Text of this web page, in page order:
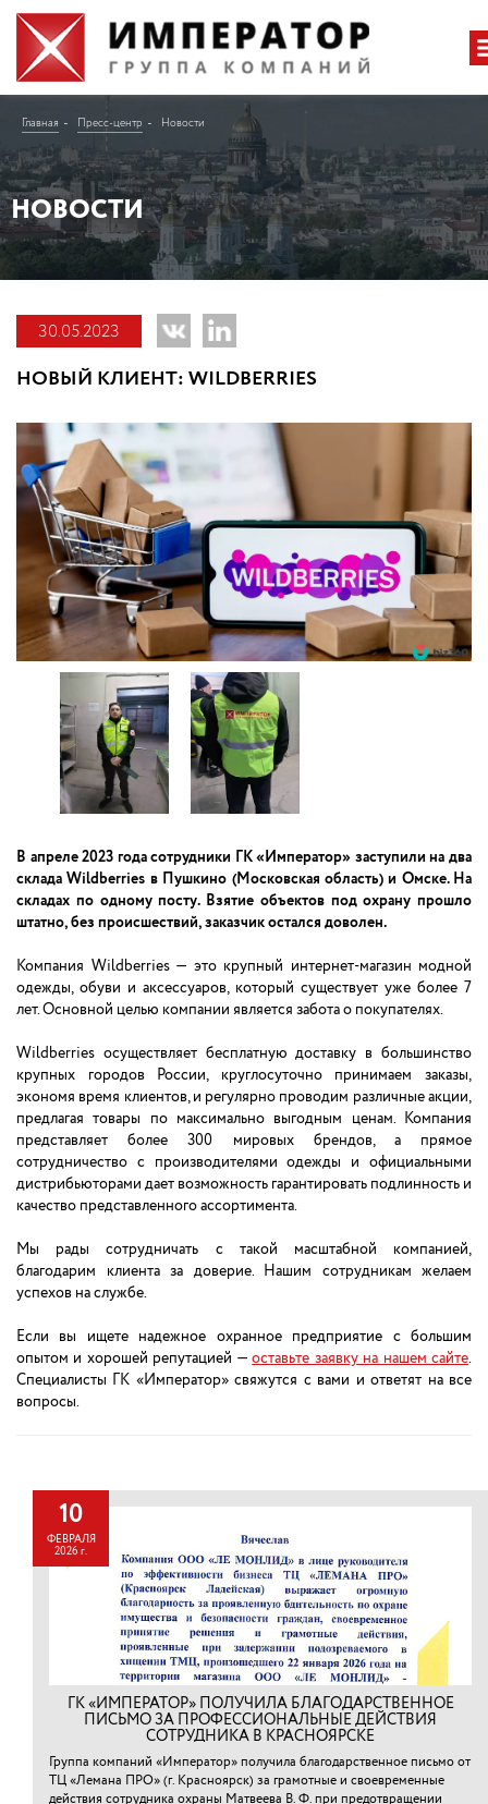
Главная Пресс-центр Новости
НОВОСТИ
30.05.2023
НОВЫЙ КЛИЕНТ: WILDBERRIES
В апреле 2023 года сотрудники ГК «Император» заступили на два
склада Wildberries в Пушкино (Московская область) и Омске. На
складах по одному посту. Взятие объектов под охрану прошло
штатно, без происшествий, заказчик остался доволен.
Компания Wildberries — это крупный интернет-магазин модной
одежды, обуви и аксессуаров, который существует уже более 7
лет. Основной целью компании является забота о покупателях.
Wildberries осуществляет бесплатную доставку в большинство
крупных городов России, круглосуточно принимаем заказы,
экономя время клиентов, и регулярно проводим различные акции,
предлагая товары по максимально выгодным ценам. Компания
представляет более 300 мировых брендов, а прямое
сотрудничество с производителями одежды и официальными
дистрибьюторами дает возможность гарантировать подлинность и
качество представленного ассортимента.
Мы рады сотрудничать с такой масштабной компанией,
благодарим клиента за доверие. Нашим сотрудникам желаем
успехов на службе.
Если вы ищете надежное охранное предприятие с большим
опытом и хорошей репутацией —оставьте заявку на нашем сайте.
Специалисты ГК «Император» свяжутся с вами и ответят на все
вопросы.
10
ФЕВРАЛЯ
2026 г.
ГК «ИМПЕРАТОР» ПОЛУЧИЛА БЛАГОДАРСТВЕННОЕ
ПИСЬМО ЗА ПРОФЕССИОНАЛЬНЫЕ ДЕЙСТВИЯ
СОТРУДНИКА В КРАСНОЯРСКЕ
Группа компаний «Император» получила благодарственное письмо от
ТЦ «Лемана ПРО» (г. Красноярск) за грамотные и своевременные
действия сотрудника охраны Матвеева В. Ф. при предотвращении